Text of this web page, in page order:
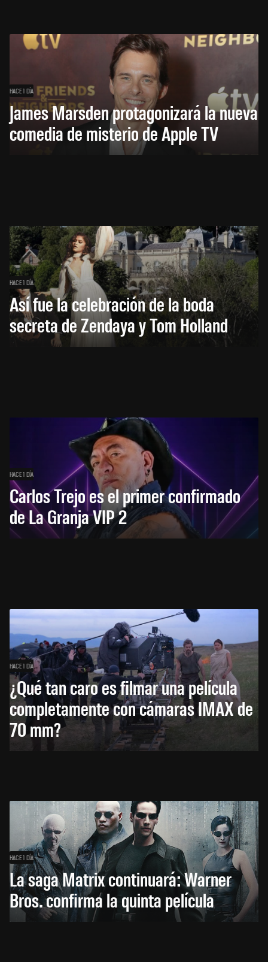
HACE 1 DÍA
James Marsden protagonizará la nueva
comedia de misterio de Apple TV
HACE 1 DÍA
Así fue la celebración de la boda
secreta de Zendaya y Tom Holland
HACE 1 DÍA
Carlos Trejo es el primer confirmado
de La Granja VIP 2
HACE 1 DÍA
¿Qué tan caro es filmar una película
completamente con cámaras IMAX de
70 mm?
HACE 1 DÍA
La saga Matrix continuará: Warner
Bros. confirma la quinta película